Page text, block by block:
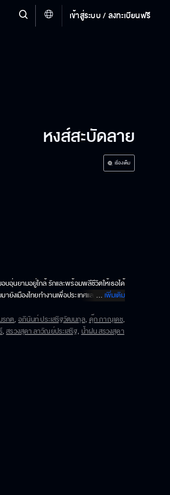
เข้าสู่ระบบ / ลงทะเบียนฟรี
หงส์สะบัดลาย
เรื่องเต็ม
บอุ่นยามอยู่ใกล้ รักและพร้อมพลีชีวิตให้เธอได้
ยังเมืองไทยทำงานเพื่อประเทศและแต่งงานกัน
... เพิ่มเติม
รกต,อภินันท์ ประเสริฐวัฒนกุล,ดุ๊ก ภาณุเดช,
,สรวงสุดา ลาวัณย์ประเสริฐ,น้ำฝน สรวงสุดา